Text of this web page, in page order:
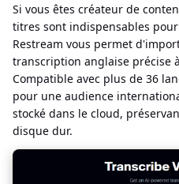
Si vous êtes créateur de
titres sont indispensables
Restream vous permet
transcription anglaise précise
Compatible avec plus de 36
pour une audience
stocké dans le cloud,
disque dur.